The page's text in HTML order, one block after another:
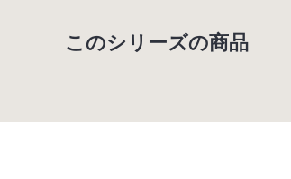
このシリーズの商品